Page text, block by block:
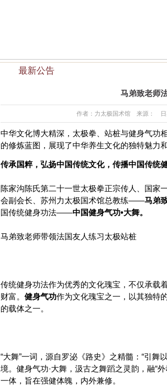
最新公告
马弟致老师
作者：力太极国术馆 来源：
中华文化博大精深， 太极拳、站桩与健身气功
的修炼蓝图，展现了中华养生文化的独特魅力
传承国粹，弘扬中国传统文化，传播中国传统健
陈家沟陈氏第二十一世太极拳正宗传人、国家
会副会长
苏州力太极国术馆总教练——马弟
国传统健身功法——中国健身气功•大舞。
马弟致老师带领法国友人练习太极站桩
传统健身功法作为优秀的文化瑰宝，不仅承载
财富。 健身气功作为文化瑰宝之一，以其独特
的载体之一。
“大舞”一词，源自罗泌《路史》之精髓：“引
境。健身气功·大舞，汲古之舞蹈之灵韵，融“
一体，旨在强健体魄，内外兼修。